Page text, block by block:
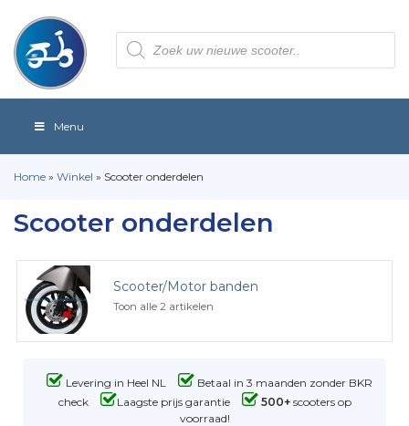
Producten
zoeken
Menu
Home » Winkel » Scooter onderdelen
Scooter onderdelen
Scooter/Motor banden
Toon alle 2 artikelen
Levering in Heel NL
Betaal in 3 maanden zonder BKR
check
Laagste prijs garantie 500+scooters op
voorraad!